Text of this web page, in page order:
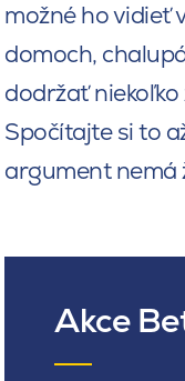
možné ho vidieť
domoch,
dodržať
Spočítajte si to
argument nemá
Akce